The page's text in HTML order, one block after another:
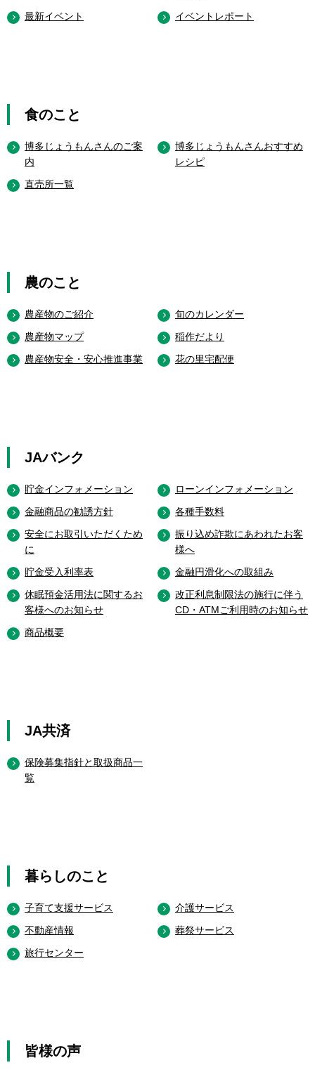
最新イベント
イベントレポート
食のこと
博多じょうもんさんのご案
内
博多じょうもんさんおすすめ
レシピ
直売所一覧
農のこと
農産物のご紹介
旬のカレンダー
農産物マップ
稲作だより
農産物安全・安心推進事業
花の里宅配便
JAバンク
貯金インフォメーション
ローンインフォメーション
金融商品の勧誘方針
各種手数料
安全にお取引いただくため
に
振り込め詐欺にあわれたお客
様へ
貯金受入利率表
金融円滑化への取組み
休眠預金活用法に関するお
客様へのお知らせ
改正利息制限法の施行に伴う
CD・ATMご利用時のお知らせ
商品概要
JA共済
保険募集指針と取扱商品一
覧
暮らしのこと
子育て支援サービス
介護サービス
不動産情報
葬祭サービス
旅行センター
皆様の声